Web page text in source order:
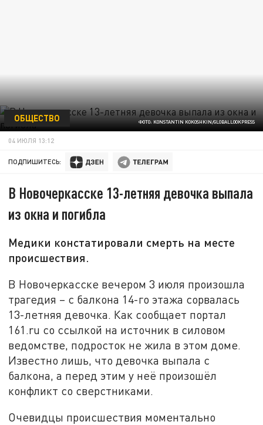
ФОТО: KONSTANTIN KOKOSHKIN/GLOBALLOOKPRESS
ОБЩЕСТВО
04 ИЮЛЯ 13:12
ПОДПИШИТЕСЬ:
В Новочеркасске 13-летняя девочка выпала
из окна и погибла
Медики констатировали смерть на месте
происшествия.
В Новочеркасске вечером 3 июля произошла
трагедия – с балкона 14-го этажа сорвалась
13-летняя девочка. Как сообщает портал
161.ru со ссылкой на источник в силовом
ведомстве, подросток не жила в этом доме.
Известно лишь, что девочка выпала с
балкона, а перед этим у неё произошёл
конфликт со сверстниками.
Очевидцы происшествия моментально